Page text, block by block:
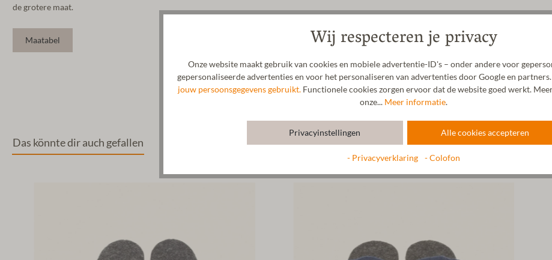
de grotere maat.
Maatabel
Das könnte dir auch gefallen
Wij respecteren je privacy
Onze website maakt gebruik van cookies en mobiele advertentie-ID's – onder andere voor
gepersonaliseerde advertenties en voor het personaliseren van advertenties door Google en
jouw persoonsgegevens gebruikt. Functionele cookies zorgen ervoor dat de website goed werkt.
onze... Meer informatie.
Privacyinstellingen Alle cookies accepteren
- Privacyverklaring - Colofon